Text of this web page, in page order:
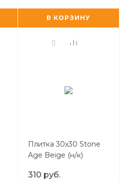
В КОРЗИНУ
Плитка 30х30 Stone
Age Beige (н/к)
310 руб.